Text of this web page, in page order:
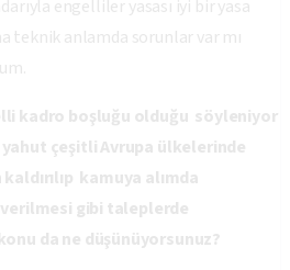
engelliler yasası iyi bir yasa
teknik anlamda sorunlar var mı
kadro boşluğu olduğu söyleniyor
yahut çeşitli Avrupa ülkelerinde
kamuya alımda
gibi taleplerde
da ne düşünüyorsunuz?